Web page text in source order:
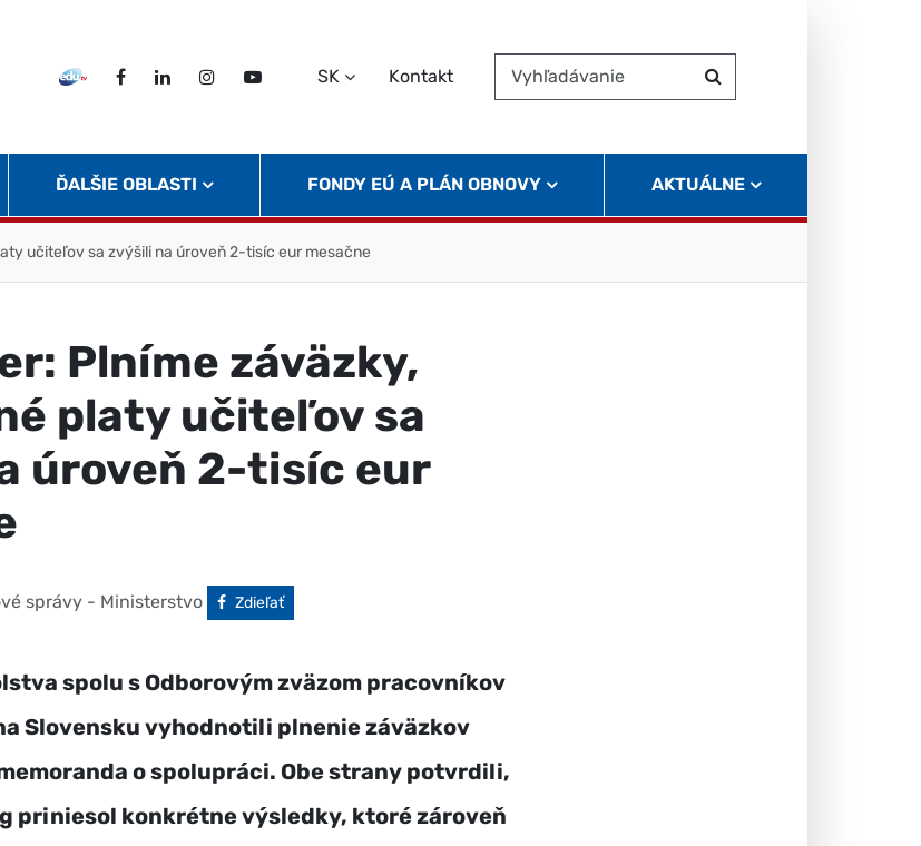
EDU TVFacebookLinkedInInstagram
Twitter
SK Kontakt
Vyhľadávanie
Hľadať
ĎALŠIE OBLASTI FONDY EÚ A PLÁN OBNOVY AKTUÁLNE
učiteľov sa zvýšili na úroveň 2-tisíc eur mesačne
Plníme záväzky,
platy učiteľov sa
úroveň 2-tisíc eur
správy - Ministerstvo Facebook
Zdieľať
spolu s Odborovým zväzom pracovníkov
Slovensku vyhodnotili plnenie záväzkov
o spolupráci. Obe strany potvrdili,
priniesol konkrétne výsledky, ktoré zároveň